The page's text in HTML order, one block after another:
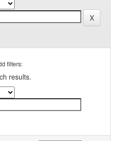
filters:
results.